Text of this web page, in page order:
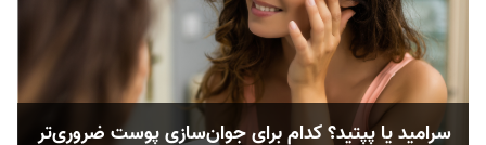
سرامید یا پپتید؟ کدام‌‌ برای جوان‌سازی پوست ضروری‌تر